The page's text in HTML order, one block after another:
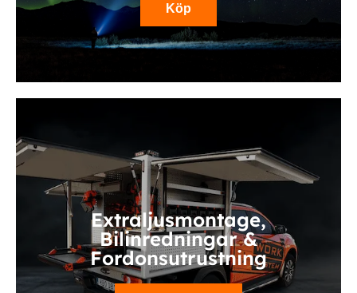
Köp
Extraljusmontage,
Bilinredningar &
Fordonsutrustning